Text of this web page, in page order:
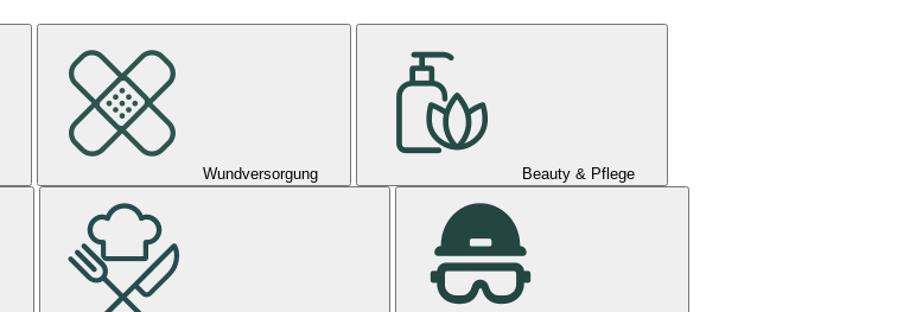
Wundversorgung Beauty & Pflege